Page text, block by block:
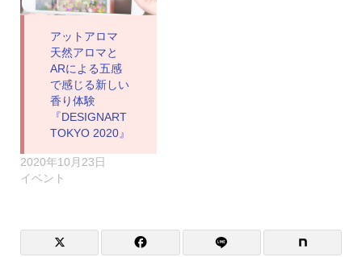
アットアロマ
天然アロマと
ARによる五感
で感じる新しい
香り体験
『DESIGNART
TOKYO 2020』
2020年10月23日
イベント